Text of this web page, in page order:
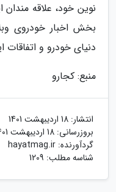
نوین خود، علاقه
بخش اخبار خودروی
دنیای خودرو و
منبع: کجارو
انتشار: 18 اردیبهشت 1401
بروزرسانی: 18 اردیبهشت 1401
گردآورنده: hayatmag.ir
شناسه مطلب: 1209